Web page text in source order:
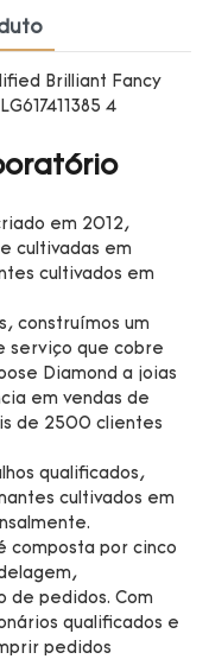
em 2012,
cultivadas em
cultivados em
construímos um
serviço que cobre
Diamond a joias
em vendas de
de 2500 clientes
qualificados,
cultivados em
composta por cinco
de pedidos. Com
qualificados e
pedidos